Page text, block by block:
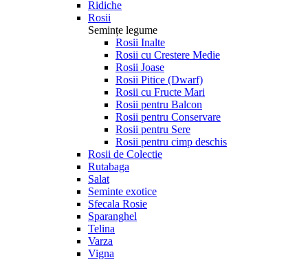
Ridiche
Rosii
Semințe legume
Rosii Inalte
Rosii cu Crestere Medie
Rosii Joase
Rosii Pitice (Dwarf)
Rosii cu Fructe Mari
Rosii pentru Balcon
Rosii pentru Conservare
Rosii pentru Sere
Rosii pentru cimp deschis
Rosii de Colectie
Rutabaga
Salat
Seminte exotice
Sfecala Rosie
Sparanghel
Telina
Varza
Vigna